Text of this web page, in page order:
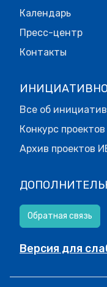
Календарь
Пресс-центр
Контакты
Все об
Конкурс
Архив проектов
Обратная связь
Версия для